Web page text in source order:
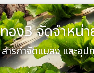
อง3 จัดจำหน่
สารกำจัดแมลง และอุ